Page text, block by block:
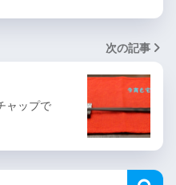
次の記事
ャップで